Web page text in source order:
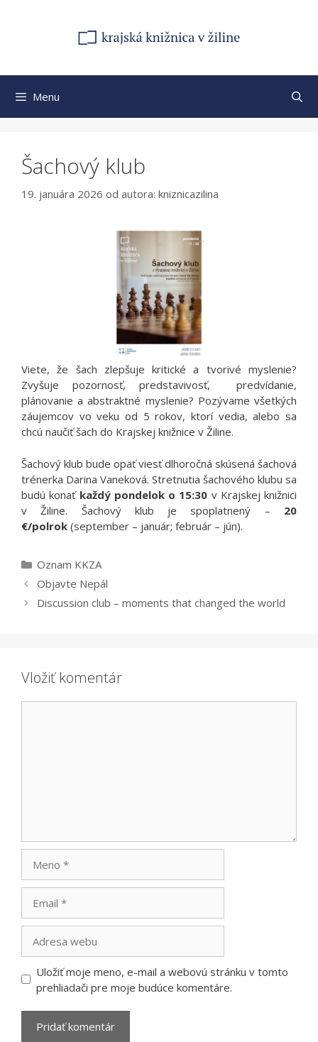
Menu
Šachový klub
19. januára 2026 od autora: kniznicazilina
Viete, že šach zlepšuje kritické a tvorivé myslenie?
Zvyšuje pozornosť, predstavivosť, predvídanie,
plánovanie a abstraktné myslenie? Pozývame všetkých
záujemcov vo veku od 5 rokov, ktorí vedia, alebo sa
chcú naučiť šach do Krajskej knižnice v Žiline.
Šachový klub bude opäť viesť dlhoročná skúsená šachová
trénerka Darina Vaneková. Stretnutia šachového klubu sa
budú konať každý pondelok o 15:30 v Krajskej knižnici
v Žiline. Šachový klub je spoplatnený – 20
€/polrok (september – január; február – jún).
Kategórie
Oznam KKZA
Objavte Nepál
Discussion club – moments that changed the world
Vložiť komentár
webu
Uložiť moje meno, e-mail a webovú stránku v tomto
prehliadači pre moje budúce komentáre.